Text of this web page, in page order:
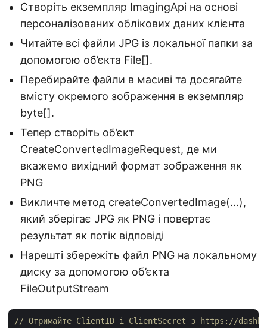
Створіть екземпляр ImagingApi на основі
персоналізованих облікових даних клієнта
Читайте всі файли JPG із локальної папки за
допомогою об’єкта File[].
Перебирайте файли в масиві та досягайте
вмісту окремого зображення в екземпляр
byte[].
Тепер створіть об’єкт
CreateConvertedImageRequest, де ми
вкажемо вихідний формат зображення як
PNG
Викличте метод createConvertedImage(…),
який зберігає JPG як PNG і повертає
результат як потік відповіді
Нарешті збережіть файл PNG на локальному
диску за допомогою об’єкта
FileOutputStream
// Отримайте ClientID і ClientSecret з https://